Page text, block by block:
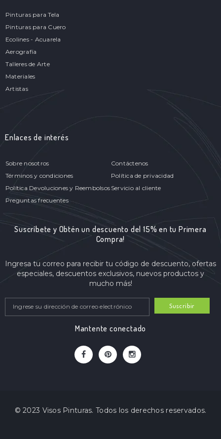
Pinturas para Tela
Pinturas para Cuero
Ecolines - Acuarela
Aerografía
Talleres de Arte
Materiales
Artistas
Enlaces de interés
Sobre nosotros
Contáctenos
Términos y condiciones
Política de privacidad
Política Devoluciones y Reembolsos Servicio al cliente
Preguntas frecuentes
Suscríbete y Obtén un descuento del 15% en tu Primera
Compra!
Ingresa tu correo para recibir tu código de descuento, ofertas
especiales, descuentos exclusivos, nuevos productos y
mucho más!
Suscribir
Mantente conectado
© 2023 Visos Pinturas. Todos los derechos reservados.